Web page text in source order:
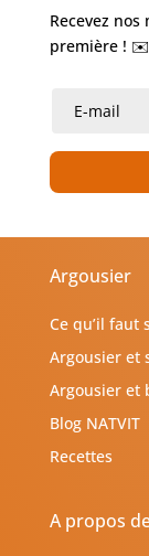
Recevez
première ! ✉️
Argousier
Ce qu’il faut
Argousier et
Argousier et
Blog NATVIT
Recettes
A propos